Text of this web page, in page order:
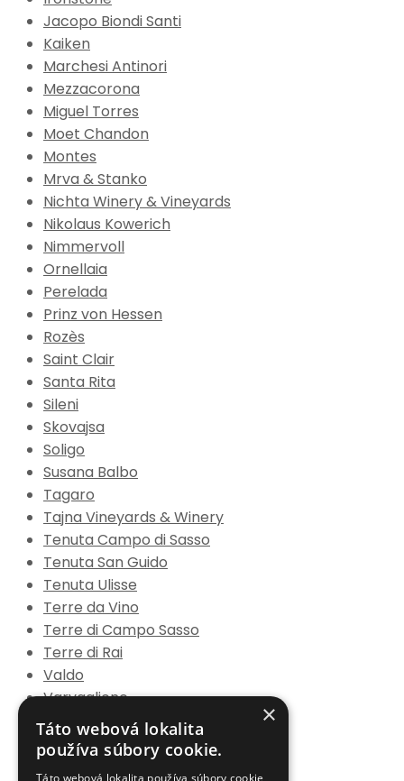
Jacopo Biondi Santi
Kaiken
Marchesi Antinori
Mezzacorona
Miguel Torres
Moet Chandon
Montes
Mrva & Stanko
Nichta Winery & Vineyards
Nikolaus Kowerich
Nimmervoll
Ornellaia
Perelada
Prinz von Hessen
Rozès
Saint Clair
Santa Rita
Sileni
Skovajsa
Soligo
Susana Balbo
Tagaro
Tajna Vineyards & Winery
Tenuta Campo di Sasso
Tenuta San Guido
Tenuta Ulisse
Terre da Vino
Terre di Campo Sasso
Terre di Rai
Valdo
Varvaglione
Velkeer
Velkeer Winery
×
Táto webová lokalita
používa súbory cookie.
Táto webová lokalita používa súbory cookie